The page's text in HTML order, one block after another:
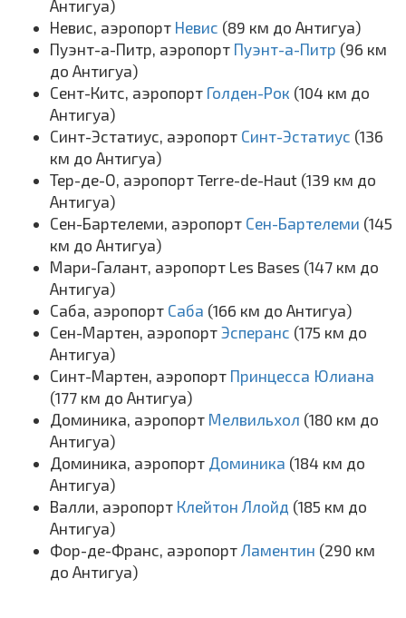
Антигуа)
Невис, аэропорт Невис (89 км до Антигуа)
Пуэнт-а-Питр, аэропорт Пуэнт-а-Питр (96 км
до Антигуа)
Сент-Китс, аэропорт Голден-Рок (104 км до
Антигуа)
Синт-Эстатиус, аэропорт Синт-Эстатиус (136
км до Антигуа)
Тер-де-О, аэропорт Terre-de-Haut (139 км до
Антигуа)
Сен-Бартелеми, аэропорт Сен-Бартелеми (145
км до Антигуа)
Мари-Галант, аэропорт Les Bases (147 км до
Антигуа)
Саба, аэропорт Саба (166 км до Антигуа)
Сен-Мартен, аэропорт Эсперанс (175 км до
Антигуа)
Синт-Мартен, аэропорт Принцесса Юлиана
(177 км до Антигуа)
Доминика, аэропорт Мелвильхол (180 км до
Антигуа)
Доминика, аэропорт Доминика (184 км до
Антигуа)
Валли, аэропорт Клейтон Ллойд (185 км до
Антигуа)
Фор-де-Франс, аэропорт Ламентин (290 км
до Антигуа)